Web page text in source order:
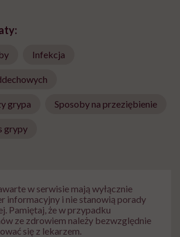
Infekcja
grypa Sposoby na przeziębienie
grypy
w serwisie mają wyłącznie
informacyjny i nie stanowią porady
Pamiętaj, że w przypadku
ze zdrowiem należy bezwzględnie
się z lekarzem.